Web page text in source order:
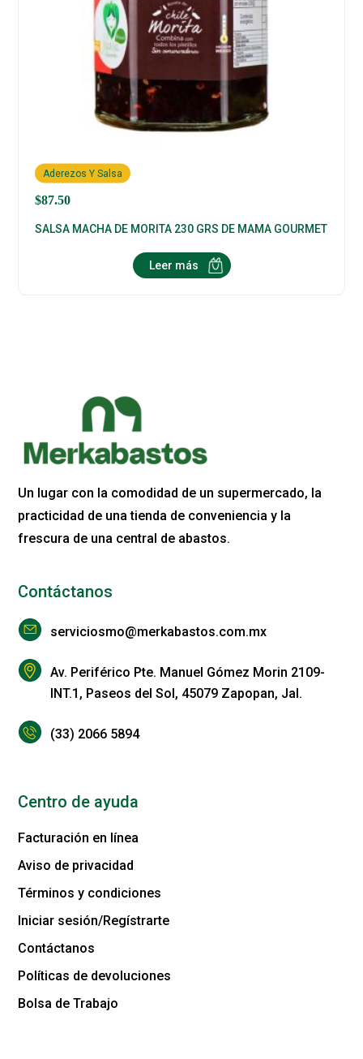
$87.50
Aderezos Y Salsa
SALSA MACHA DE MORITA 230 GRS DE MAMA GOURMET
Leer más
Un lugar con la comodidad de un supermercado, la
practicidad de una tienda de conveniencia y la
frescura de una central de abastos.
Contáctanos
serviciosmo@merkabastos.com.mx
Av. Periférico Pte. Manuel Gómez Morin 2109-
INT.1, Paseos del Sol, 45079 Zapopan, Jal.
(33) 2066 5894
Centro de ayuda
Facturación en línea
Aviso de privacidad
Términos y condiciones
Iniciar sesión/Regístrarte
Contáctanos
Políticas de devoluciones
Bolsa de Trabajo